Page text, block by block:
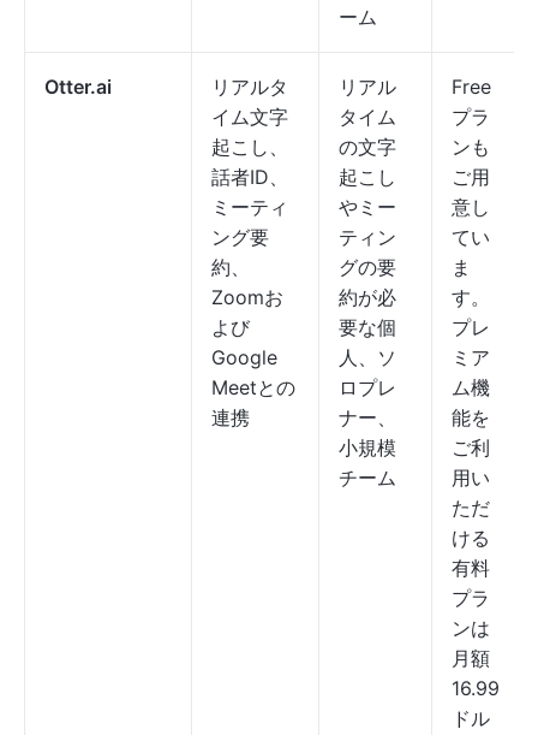
ーム
Otter.ai
リアルタ
イム文字
起こし、
話者ID、
ミーティ
ング要
約、
Zoomお
よび
Google
Meetとの
連携
リアル
タイム
の文字
起こし
やミー
ティン
グの要
約が必
要な個
人、ソ
ロプレ
ナー、
小規模
チーム
Free
プラ
ンも
ご用
意し
てい
ま
す。
プレ
ミア
ム機
能を
ご利
用い
ただ
ける
有料
プラ
ンは
月額
16.99
ドル